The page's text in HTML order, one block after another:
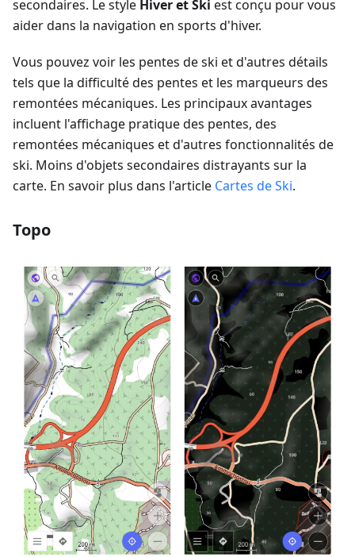
secondaires. Le style Hiver et Ski est conçu pour vous
aider dans la navigation en sports d'hiver.
Vous pouvez voir les pentes de ski et d'autres détails
tels que la difficulté des pentes et les marqueurs des
remontées mécaniques. Les principaux avantages
incluent l'affichage pratique des pentes, des
remontées mécaniques et d'autres fonctionnalités de
ski. Moins d'objets secondaires distrayants sur la
carte. En savoir plus dans l'article Cartes de Ski.
Topo